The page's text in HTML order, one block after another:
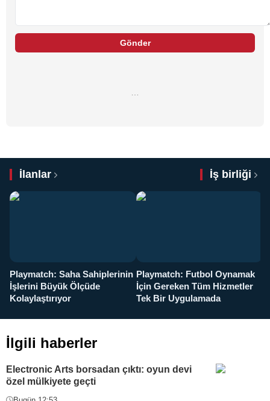
Gönder
İlanlar İş birliği
Playmatch: Saha Sahiplerinin
İşlerini Büyük Ölçüde
Kolaylaştırıyor
Playmatch: Futbol Oynamak
İçin Gereken Tüm Hizmetler
Tek Bir Uygulamada
İlgili haberler
Electronic Arts borsadan çıktı: oyun devi
özel mülkiyete geçti